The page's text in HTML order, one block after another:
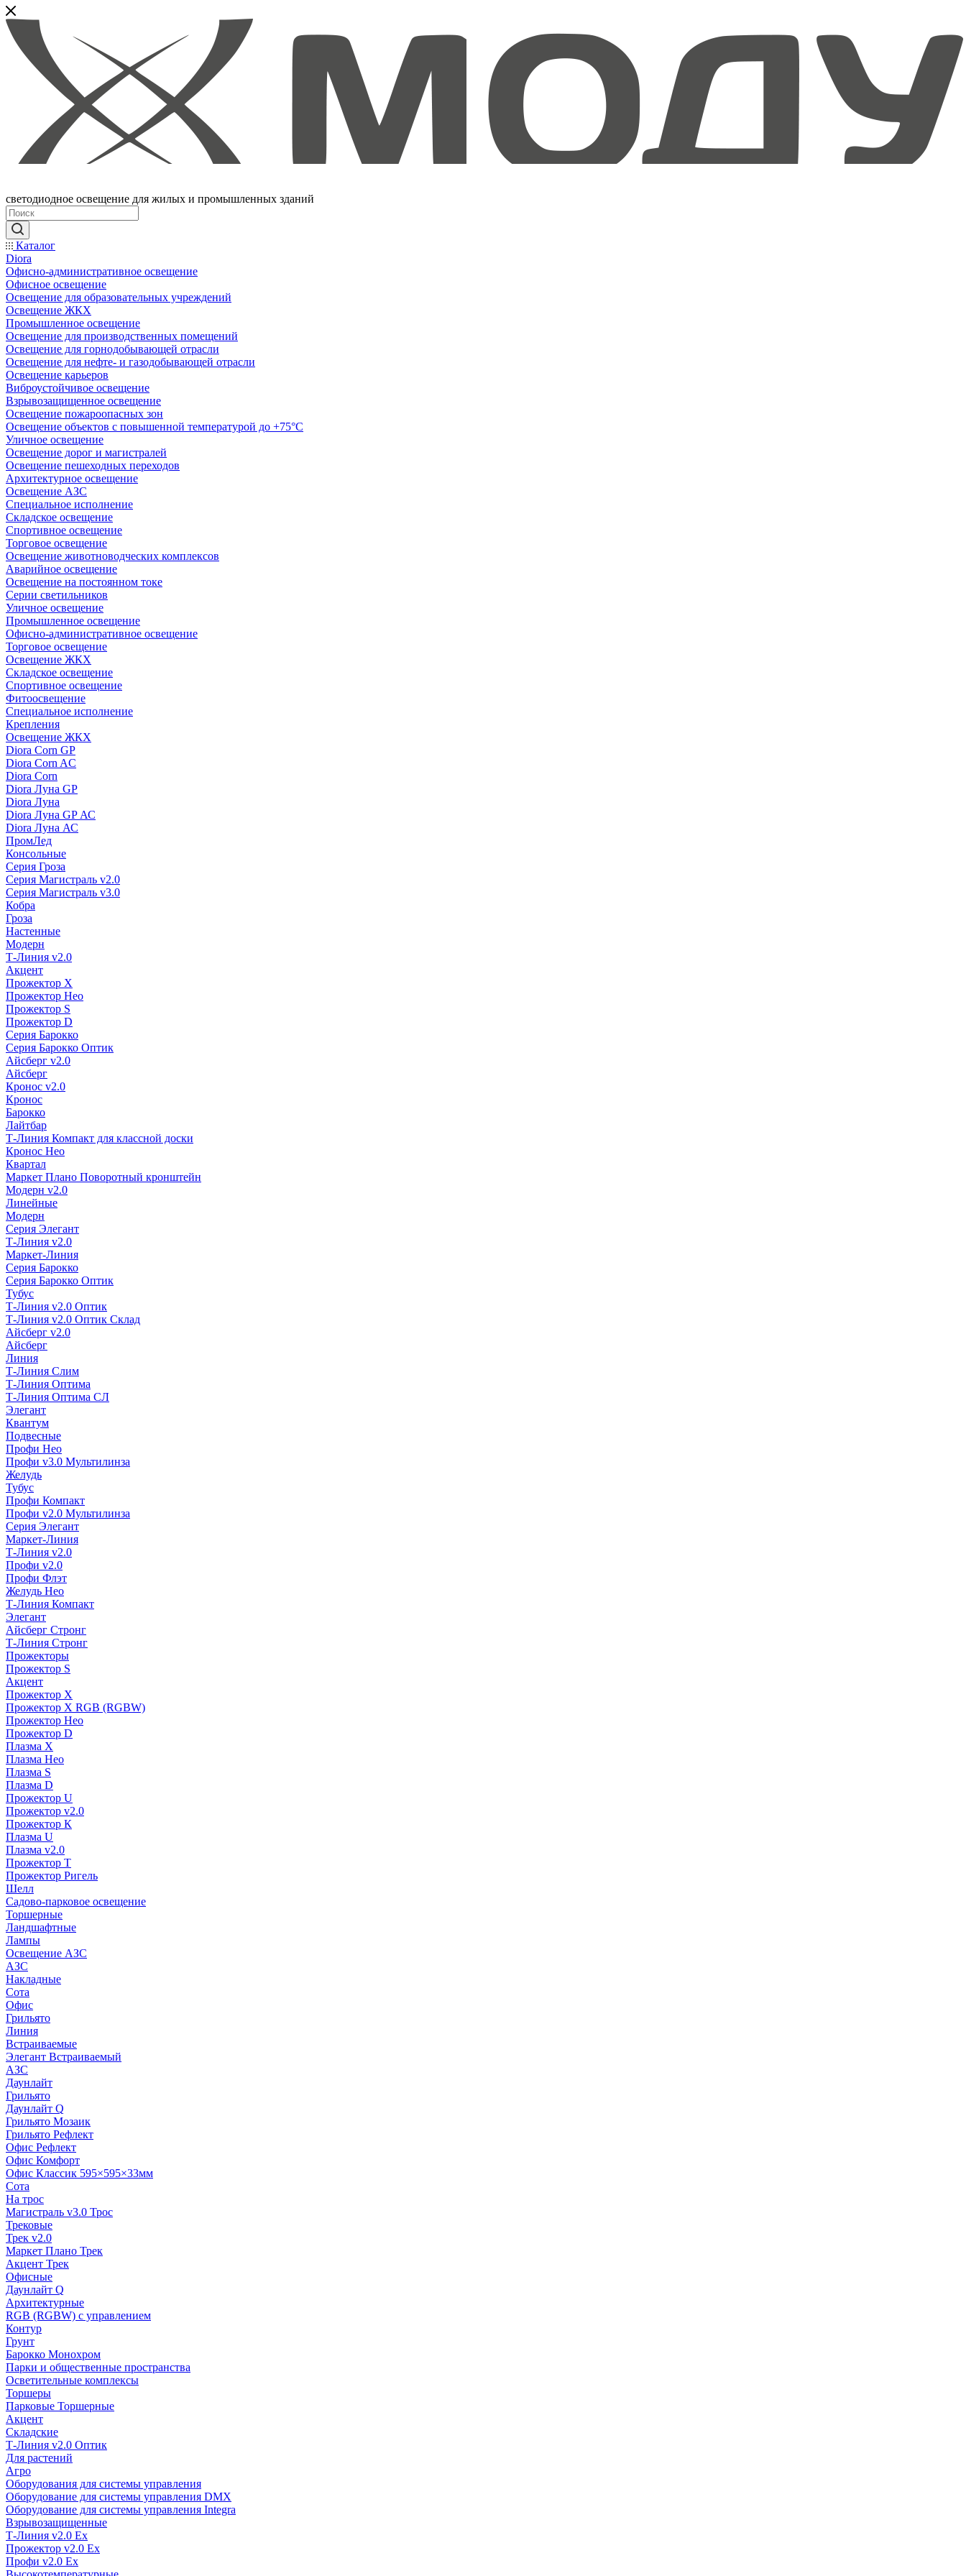
светодиодное освещение для жилых и промышленных зданий
Каталог
Diora
Офисно-административное освещение
Офисное освещение
Освещение для образовательных учреждений
Освещение ЖКХ
Промышленное освещение
Освещение для производственных помещений
Освещение для горнодобывающей отрасли
Освещение для нефте- и газодобывающей отрасли
Освещение карьеров
Виброустойчивое освещение
Взрывозащищенное освещение
Освещение пожароопасных зон
Освещение объектов с повышенной температурой до +75°C
Уличное освещение
Освещение дорог и магистралей
Освещение пешеходных переходов
Архитектурное освещение
Освещение АЗС
Специальное исполнение
Складское освещение
Спортивное освещение
Торговое освещение
Освещение животноводческих комплексов
Аварийное освещение
Освещение на постоянном токе
Серии светильников
Уличное освещение
Промышленное освещение
Офисно-административное освещение
Торговое освещение
Освещение ЖКХ
Складское освещение
Спортивное освещение
Фитоосвещение
Специальное исполнение
Крепления
Освещение ЖКХ
Diora Corn GP
Diora Corn AC
Diora Corn
Diora Луна GP
Diora Луна
Diora Луна GP АС
Diora Луна АС
ПромЛед
Консольные
Серия Гроза
Серия Магистраль v2.0
Серия Магистраль v3.0
Кобра
Гроза
Настенные
Модерн
Т-Линия v2.0
Акцент
Прожектор X
Прожектор Нео
Прожектор S
Прожектор D
Серия Барокко
Серия Барокко Оптик
Айсберг v2.0
Айсберг
Кронос v2.0
Кронос
Барокко
Лайтбар
Т-Линия Компакт для классной доски
Кронос Нео
Квартал
Маркет Плано Поворотный кронштейн
Модерн v2.0
Линейные
Модерн
Серия Элегант
Т-Линия v2.0
Маркет-Линия
Серия Барокко
Серия Барокко Оптик
Тубус
Т-Линия v2.0 Оптик
Т-Линия v2.0 Оптик Склад
Айсберг v2.0
Айсберг
Линия
Т-Линия Слим
Т-Линия Оптима
Т-Линия Оптима СЛ
Элегант
Квантум
Подвесные
Профи Нео
Профи v3.0 Мультилинза
Желудь
Тубус
Профи Компакт
Профи v2.0 Мультилинза
Серия Элегант
Маркет-Линия
Т-Линия v2.0
Профи v2.0
Профи Флэт
Желудь Нео
Т-Линия Компакт
Элегант
Айсберг Стронг
Т-Линия Стронг
Прожекторы
Прожектор S
Акцент
Прожектор X
Прожектор Х RGB (RGBW)
Прожектор Нео
Прожектор D
Плазма X
Плазма Нео
Плазма S
Плазма D
Прожектор U
Прожектор v2.0
Прожектор К
Плазма U
Плазма v2.0
Прожектор Т
Прожектор Ригель
Шелл
Садово-парковое освещение
Торшерные
Ландшафтные
Лампы
Освещение АЗС
АЗС
Накладные
Сота
Офис
Грильято
Линия
Встраиваемые
Элегант Встраиваемый
АЗС
Даунлайт
Грильято
Даунлайт Q
Грильято Мозаик
Грильято Рефлект
Офис Рефлект
Офис Комфорт
Офис Классик 595×595×33мм
Сота
На трос
Магистраль v3.0 Трос
Трековые
Трек v2.0
Маркет Плано Трек
Акцент Трек
Офисные
Даунлайт Q
Архитектурные
RGB (RGBW) с управлением
Контур
Грунт
Барокко Монохром
Парки и общественные пространства
Осветительные комплексы
Торшеры
Парковые Торшерные
Акцент
Складские
Т-Линия v2.0 Оптик
Для растений
Агро
Оборудования для системы управления
Оборудование для системы управления DMX
Оборудование для системы управления Integra
Взрывозащищенные
Т-Линия v2.0 Ex
Прожектор v2.0 Ex
Профи v2.0 Ex